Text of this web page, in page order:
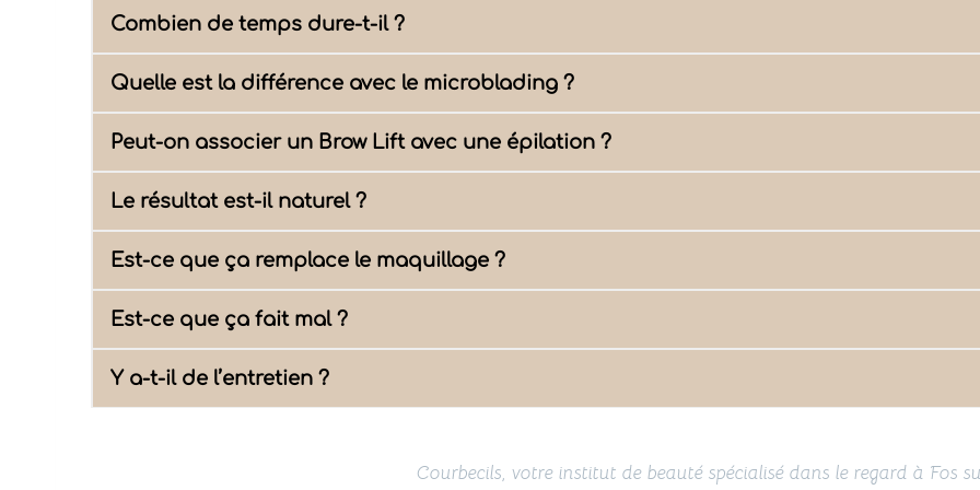
Combien de temps dure-t-il ?
Quelle est la différence avec le microblading ?
Peut-on associer un Brow Lift avec une épilation ?
Le résultat est-il naturel ?
Est-ce que ça remplace le maquillage ?
Est-ce que ça fait mal ?
Y a-t-il de l’entretien ?
Courbecils, votre institut de beauté spécialisé dans le regard à Fos